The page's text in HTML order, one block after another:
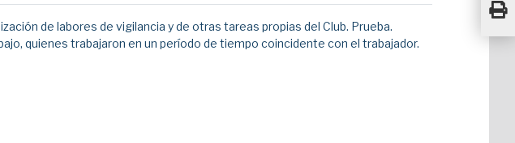
de labores de vigilancia y de otras tareas propias del Club. Prueba.
quienes trabajaron en un período de tiempo coincidente con el trabajador.